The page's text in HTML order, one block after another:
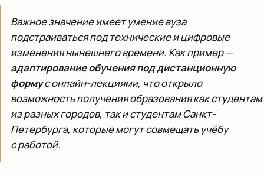
Важное значение имеет умение вуза
подстраиваться под технические и цифровые
изменения нынешнего времени. Как пример —
адаптирование обучения под дистанционную
формус онлайн-лекциями, что открыло
возможность получения образования как студентам
из разных городов, так и студентам Санкт-
Петербурга, которые могут совмещать учёбу
с работой.